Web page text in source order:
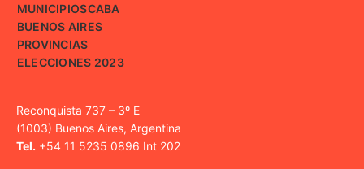
MUNICIPIOSCABA
BUENOS AIRES
PROVINCIAS
ELECCIONES 2023
Reconquista 737 – 3º E
(1003) Buenos Aires, Argentina
Tel. +54 11 5235 0896 Int 202